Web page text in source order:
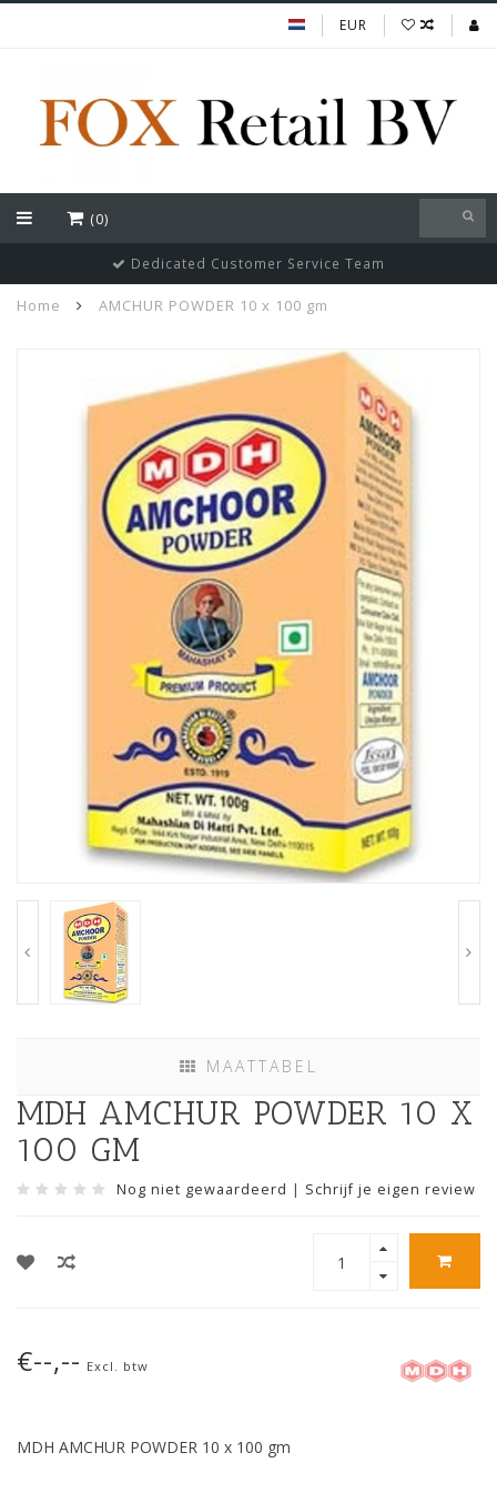
EUR
(0)
Dedicated Customer Service Team
Home AMCHUR POWDER 10 x 100 gm
MAATTABEL
MDH AMCHUR POWDER 10 X
100 GM
Nog niet gewaardeerd | Schrijf je eigen review
€--,-- Excl. btw
MDH AMCHUR POWDER 10 x 100 gm